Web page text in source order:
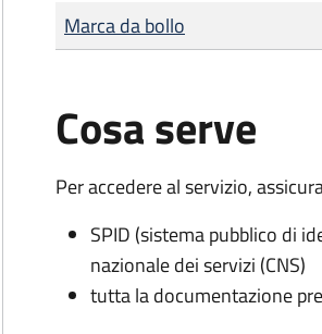
Tipo di pagamento
Importo
Marca da bollo
Cosa serve
Per accedere al servizio,
SPID (sistema pubblico di
nazionale dei servizi (CNS)
tutta la documentazione